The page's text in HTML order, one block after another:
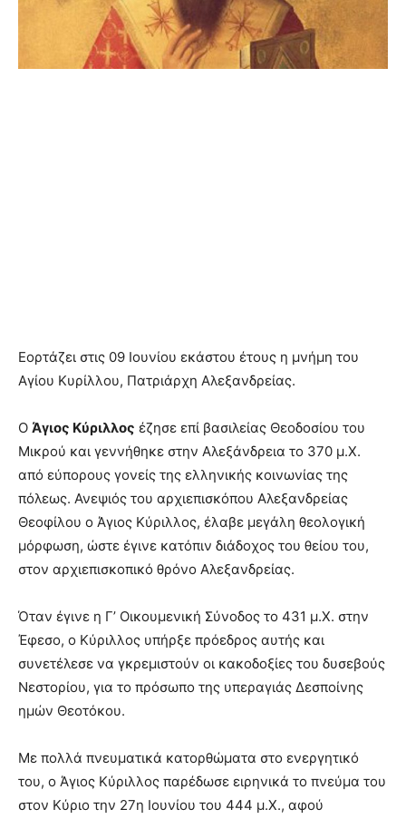
Εορτάζει στις 09 Ιουνίου εκάστου έτους η μνήμη του
Αγίου Κυρίλλου, Πατριάρχη Αλεξανδρείας.
Ο Άγιος Κύριλλος έζησε επί βασιλείας Θεοδοσίου του
Μικρού και γεννήθηκε στην Αλεξάνδρεια το 370 μ.Χ.
από εύπορους γονείς της ελληνικής κοινωνίας της
πόλεως. Ανεψιός του αρχιεπισκόπου Αλεξανδρείας
Θεοφίλου ο Άγιος Κύριλλος, έλαβε μεγάλη θεολογική
μόρφωση, ώστε έγινε κατόπιν διάδοχος του θείου του,
στον αρχιεπισκοπικό θρόνο Αλεξανδρείας.
Όταν έγινε η Γ’ Οικουμενική Σύνοδος το 431 μ.Χ. στην
Έφεσο, ο Κύριλλος υπήρξε πρόεδρος αυτής και
συνετέλεσε να γκρεμιστούν οι κακοδοξίες του δυσεβούς
Νεστορίου, για το πρόσωπο της υπεραγιάς Δεσποίνης
ημών Θεοτόκου.
Με πολλά πνευματικά κατορθώματα στο ενεργητικό
του, ο Άγιος Κύριλλος παρέδωσε ειρηνικά το πνεύμα του
στον Κύριο την 27η Ιουνίου του 444 μ.Χ., αφού